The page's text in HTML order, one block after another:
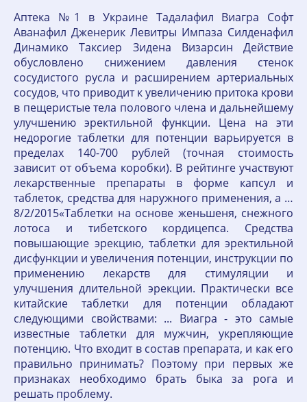
️Аптека №1 в Украине Тадалафил Виагра Софт
Аванафил Дженерик Левитры Импаза Силденафил
Динамико Таксиер Зидена Визарсин Действие
обусловлено снижением давления стенок
сосудистого русла и расширением артериальных
сосудов, что приводит к увеличению притока крови
в пещеристые тела полового члена и дальнейшему
улучшению эректильной функции. Цена на эти
недорогие таблетки для потенции варьируется в
пределах 140-700 рублей (точная стоимость
зависит от объема коробки). В рейтинге участвуют
лекарственные препараты в форме капсул и
таблеток, средства для наружного применения, а …
8/2/2015«Таблетки на основе женьшеня, снежного
лотоса и тибетского кордицепса. Средства
повышающие эрекцию, таблетки для эректильной
дисфункции и увеличения потенции, инструкции по
применению лекарств для стимуляции и
улучшения длительной эрекции. Практически все
китайские таблетки для потенции обладают
следующими свойствами: ... Виагра - это самые
известные таблетки для мужчин, укрепляющие
потенцию. Что входит в состав препарата, и как его
правильно принимать? Поэтому при первых же
признаках необходимо брать быка за рога и
решать проблему.